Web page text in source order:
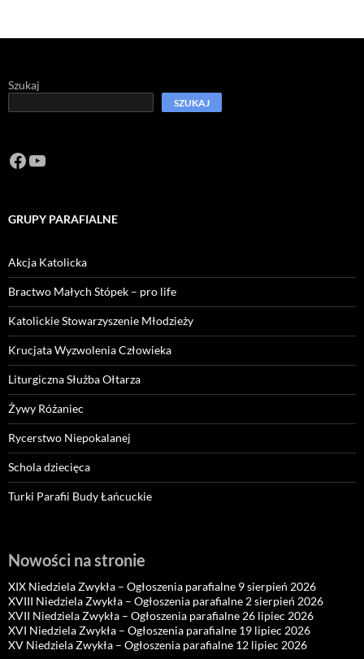
Szukaj
SZUKAJ
Facebook
https://www.youtube.com/channel/
GRUPY PARAFIALNE
Akcja Katolicka
Bractwo Małych Stópek – pro life
Katolickie Stowarzyszenie Młodzieży
Krucjata Wyzwolenia Człowieka
Liturgiczna Służba Ołtarza
Żywy Różaniec
Rycerstwo Niepokalanej
Schola dziecięca
Turki Parafii Budy Łańcuckie
Nowości na stronie
XIX Niedziela Zwykła – Ogłoszenia parafialne 9 sierpień 2026
XVIII Niedziela Zwykła – Ogłoszenia parafialne 2 sierpień 2026
XVII Niedziela Zwykła – Ogłoszenia parafialne 26 lipiec 2026
XVI Niedziela Zwykła – Ogłoszenia parafialne 19 lipiec 2026
XV Niedziela Zwykła – Ogłoszenia parafialne 12 lipiec 2026